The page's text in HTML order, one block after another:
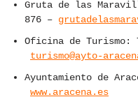
Gruta de las
876 –
Oficina de Turismo:
turismo@ayto-
Ayuntamiento de
www.aracena.es